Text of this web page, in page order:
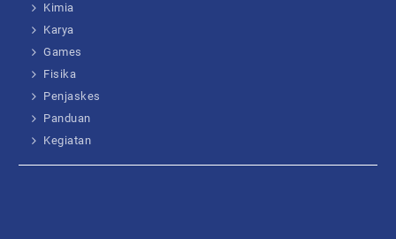
Kimia
Karya
Games
Fisika
Penjaskes
Panduan
Kegiatan